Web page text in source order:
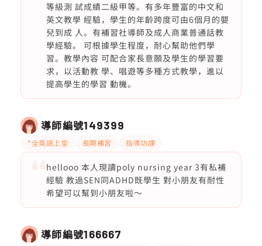
等級測 試成績二級甲等。有多年豐富的中文和
英文教學 經驗，學生的年齡跨度可由6個月的嬰
兒到成 人。有補習社導師及成人商業普通話教
學經驗。 可根據學生程度，耐心幫助他們學
習。教學內容 可配合家長意願及學生的學習要
求，以活動教 學、唱遊等多種方式教學，進以
提高學生的學習 動機。
導師編號149399
*全英語上堂 長期補習 指導功課
hellooo 本人現讀poly nursing year 3有私補
經驗 教過SEN同ADHD既學生 對小朋友有耐性
希望可以幫到小朋友啦～
導師編號166667